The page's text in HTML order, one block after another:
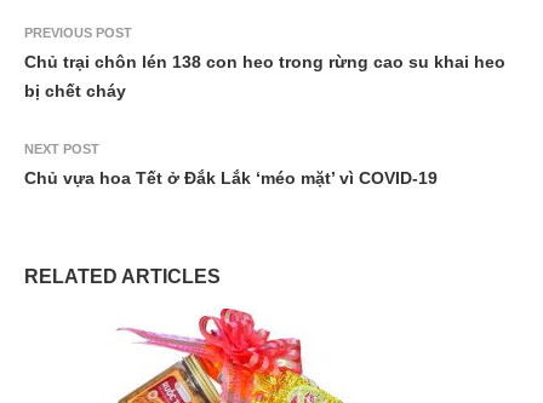
PREVIOUS POST
Chủ trại chôn lén 138 con heo trong rừng cao su khai heo
bị chết cháy
NEXT POST
Chủ vựa hoa Tết ở Đắk Lắk ‘méo mặt’ vì COVID-19
RELATED ARTICLES